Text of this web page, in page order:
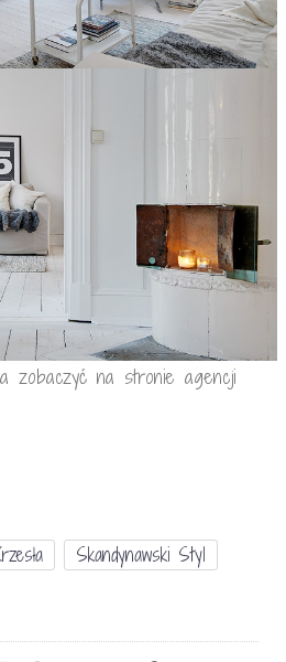
zobaczyć na stronie agencji
Skandynawski Styl